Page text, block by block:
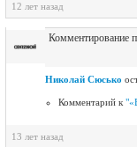
12 лет назад
Комментирование
Николай Сюсько
Комментарий к
13 лет назад